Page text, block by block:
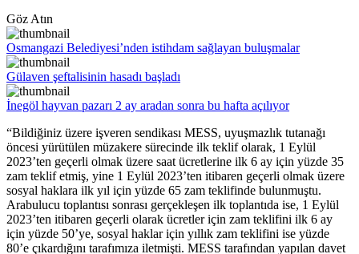
Göz Atın
Osmangazi Belediyesi’nden istihdam sağlayan buluşmalar
Gülaven şeftalisinin hasadı başladı
İnegöl hayvan pazarı 2 ay aradan sonra bu hafta açılıyor
“Bildiğiniz üzere işveren sendikası MESS, uyuşmazlık tutanağı
öncesi yürütülen müzakere sürecinde ilk teklif olarak, 1 Eylül
2023’ten geçerli olmak üzere saat ücretlerine ilk 6 ay için yüzde 35
zam teklif etmiş, yine 1 Eylül 2023’ten itibaren geçerli olmak üzere
sosyal haklara ilk yıl için yüzde 65 zam teklifinde bulunmuştu.
Arabulucu toplantısı sonrası gerçekleşen ilk toplantıda ise, 1 Eylül
2023’ten itibaren geçerli olarak ücretler için zam teklifini ilk 6 ay
için yüzde 50’ye, sosyal haklar için yıllık zam teklifini ise yüzde
80’e çıkardığını tarafımıza iletmişti. MESS tarafından yapılan davet